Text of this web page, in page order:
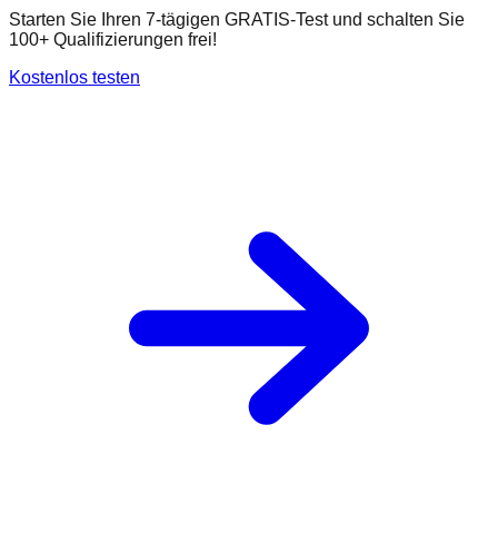
Starten Sie Ihren 7-tägigen GRATIS-Test und schalten Sie
100+ Qualifizierungen frei!
Kostenlos testen